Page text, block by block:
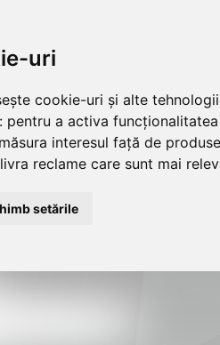
uri
cookie-uri și alte
pentru a activa
interesul față de
reclame care sunt mai
setările